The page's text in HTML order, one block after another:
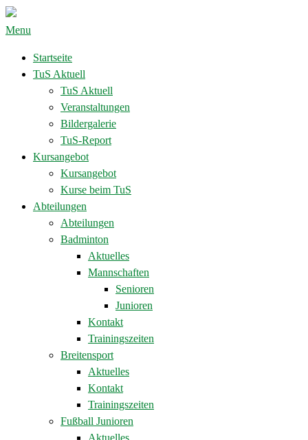
Menu
Startseite
TuS Aktuell
TuS Aktuell
Veranstaltungen
Bildergalerie
TuS-Report
Kursangebot
Kursangebot
Kurse beim TuS
Abteilungen
Abteilungen
Badminton
Aktuelles
Mannschaften
Senioren
Junioren
Kontakt
Trainingszeiten
Breitensport
Aktuelles
Kontakt
Trainingszeiten
Fußball Junioren
Aktuelles